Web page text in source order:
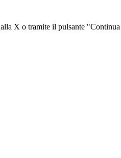
X o tramite il pulsante